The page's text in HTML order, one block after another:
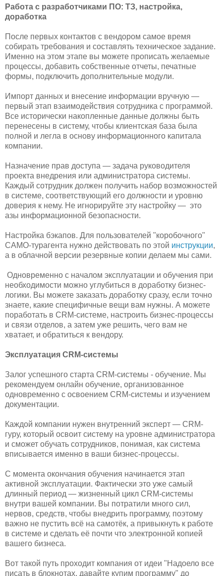
Работа с разработчиками ПО: ТЗ, настройка,
доработка
После первых контактов с вендором самое время
собирать требования и составлять техническое задание.
Именно на этом этапе вы можете прописать желаемые
процессы, добавить собственные отчеты, печатные
формы, подключить дополнительные модули.
Импорт данных и внесение информации вручную —
первый этап взаимодействия сотрудника с программой.
Все исторически накопленные данные должны быть
перенесены в систему, чтобы клиентская база была
полной и легла в основу информационного капитала
компании.
Назначение прав доступа — задача руководителя
проекта внедрения или администратора системы.
Каждый сотрудник должен получить набор возможностей
в системе, соответствующий его должности и уровню
доверия к нему. Не игнорируйте эту настройку — это
азы информационной безопасности.
Настройка бэкапов. Для пользователей "коробочного"
САМО-турагента нужно действовать по этой инструкции,
а в облачной версии резервные копии делаем мы сами.
Одновременно с началом эксплуатации и обучения при
необходимости можно углубиться в доработку бизнес-
логики. Вы можете заказать доработку сразу, если точно
знаете, какие специфичные вещи вам нужны. А можете
поработать в CRM-системе, настроить бизнес-процессы
и связи отделов, а затем уже решить, чего вам не
хватает, и обратиться к вендору.
Эксплуатация CRM-системы
Залог успешного старта CRM-системы - обучение. Мы
рекомендуем онлайн обучение, организованное
одновременно с освоением CRM-системы и изучением
документации.
Каждой компании нужен внутренний эксперт — CRM-
гуру, который освоит систему на уровне администратора
и сможет обучать сотрудников, понимая, как система
вписывается именно в ваши бизнес-процессы.
С момента окончания обучения начинается этап
активной эксплуатации. Фактически это уже самый
длинный период — жизненный цикл CRM-системы
внутри вашей компании. Вы потратили много сил,
нервов, средств, чтобы внедрить программу, поэтому
важно не пустить всё на самотёк, а привыкнуть к работе
в системе и сделать её почти что электронной копией
вашего бизнеса.
Вот такой путь проходит компания от идеи "Надоело все
писать в блокнотах, давайте купим программу" до